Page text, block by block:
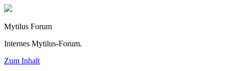
Mytilus Forum
Internes Mytilus-Forum.
Zum Inhalt